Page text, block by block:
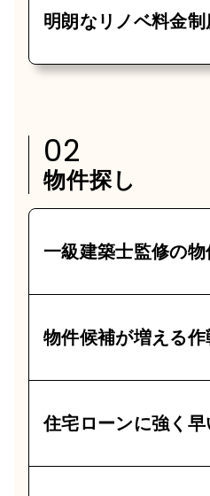
明朗なリノベ料金制
02
物件探し
一級建築士監修の
物件候補が増える作
住宅ローンに強く早